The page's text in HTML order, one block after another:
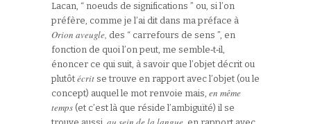
Lacan, “ noeuds de significations ” ou, si l’on
préfère, comme je l’ai dit dans ma préface à
Orion aveugle, des “ carrefours de sens ”, en
fonction de quoi l’on peut, me semble‑t‑il,
énoncer ce qui suit, à savoir que l’objet décrit ou
plutôt écrit se trouve en rapport avec l’objet (ou le
concept) auquel le mot renvoie mais, en même
temps (et c’est là que réside l’ambiguïté) il se